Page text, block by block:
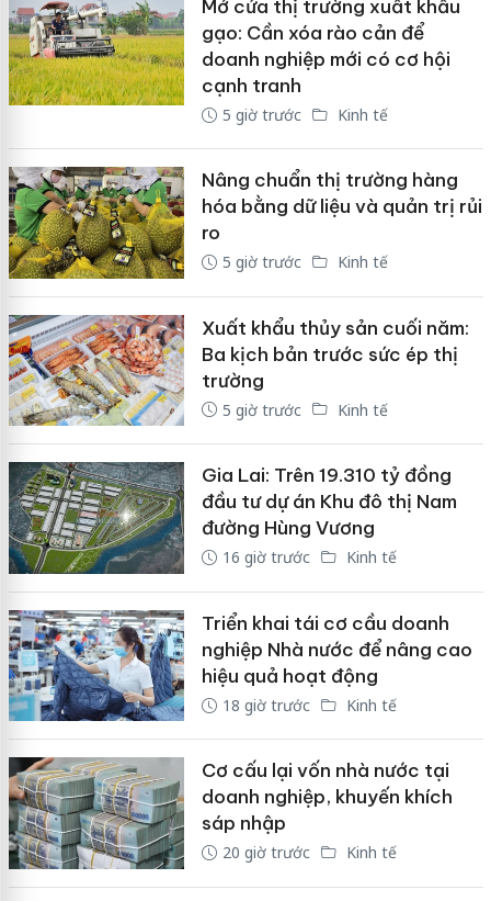
Mở cửa thị trường xuất khẩu
gạo: Cần xóa rào cản để
doanh nghiệp mới có cơ hội
cạnh tranh
5 giờ trước Kinh tế
Nâng chuẩn thị trường hàng
hóa bằng dữ liệu và quản trị rủi
ro
5 giờ trước Kinh tế
Xuất khẩu thủy sản cuối năm:
Ba kịch bản trước sức ép thị
trường
5 giờ trước Kinh tế
Gia Lai: Trên 19.310 tỷ đồng
đầu tư dự án Khu đô thị Nam
đường Hùng Vương
16 giờ trước Kinh tế
Triển khai tái cơ cầu doanh
nghiệp Nhà nước để nâng cao
hiệu quả hoạt động
18 giờ trước Kinh tế
Cơ cấu lại vốn nhà nước tại
doanh nghiệp, khuyến khích
sáp nhập
20 giờ trước Kinh tế